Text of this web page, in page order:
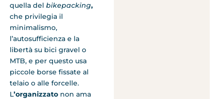
quella del bikepacking,
che privilegia il
minimalismo,
l’autosufficienza e la
libertà su bici gravel o
MTB, e per questo usa
piccole borse fissate al
telaio o alle forcelle.
L’organizzato non ama